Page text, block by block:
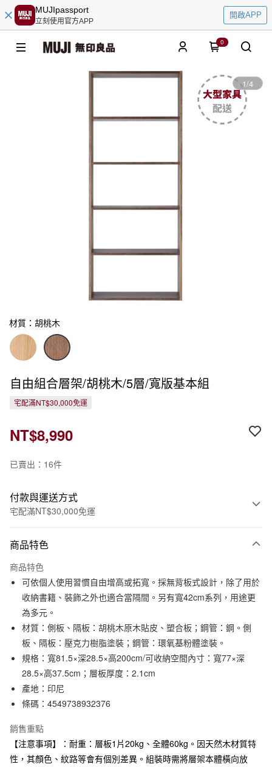
MUJIpassport
立刻使用官方APP
開啟APP
0
1/4
材質：胡桃木
自由組合層架/胡桃木/5層/寬版基本組
宅配滿NT$30,000免運
NT$8,990
已賣出：16件
付款與運送方式
宅配滿NT$30,000免運
信用卡一次付款
信用卡分期付款
3 期 0 利率 每期NT$2,996 21家銀行
合作金庫商業銀行
華南商業銀行
彰化商業銀行
上海商業儲蓄銀行
台北富邦商業銀行
臺灣中小企業銀行
台中商業銀行
匯豐（台灣）商業銀行
華泰商業銀行
聯邦商業銀行
元大商業銀行
台新國際商業銀行
台灣樂天信用卡公司
LINE Pay
Apple Pay
街口支付
悠遊付
大型家具配送
滿 NT$30,000 (含以上) 免運費
商品特色
商品特色
可依個人使用習慣自由增高或拓寬。採無背板式設計，除了用於
收納書籍、裝飾之外也適合當隔間。另有寬42cm系列，用途更
為多元。
材質：側板、隔板：胡桃木原木貼皮、塑合板；鋼管：鋼。側
板、隔板：壓克力樹脂塗裝；鋼管：環氧基粉體塗裝。
規格：寬81.5×深28.5×高200cm/可收納空間內寸：寬77×深
28.5×高37.5cm；層板厚度：2.1cm
產地：印尼
條碼：4549738932376
銷售重點
【注意事項】：耐重：層板1片20kg、全體60kg。因天然木材質特
性，其顏色、紋路等會有個別差異。組裝時需將層架本體橫向放